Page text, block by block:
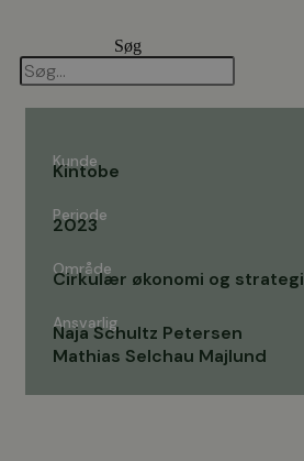
indhold
Søg
Kunde
Kintobe
Periode
2023
Område
Cirkulær økonomi og strategi
Ansvarlig
Naja Schultz Petersen
Mathias Selchau Majlund